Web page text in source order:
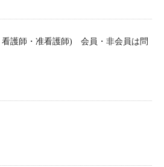
看護師・准看護師) 会員・非会員は問